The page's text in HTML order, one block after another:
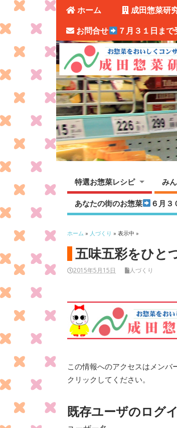
ホーム 成田惣菜研
お問合せ
７月３１日まで
特選お惣菜レシピ み
あなたの街のお惣菜 ６月３
ホーム » 人づくり » 表示中 »
五味五彩をひと
2015年5月15日 人づくり
この情報へのアクセスはメン
クリックしてください。
既存ユーザのログ